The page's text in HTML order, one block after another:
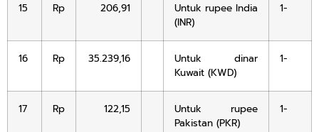
15 Rp 206,91
Untuk rupee India
(INR)
1-
16 Rp 35.239,16
Untuk dinar
Kuwait (KWD)
1-
17 Rp 122,15
Untuk rupee
Pakistan (PKR)
1-